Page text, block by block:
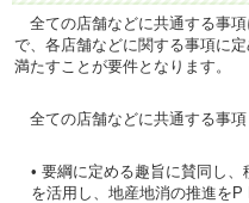
全ての店舗などに共通する事項
で、 各店舗などに関する事項に定
満たすことが要件となります。
全ての店舗などに共通する事項
• 要綱に定める趣旨に賛同 し、
を活用 し、 地産地消の推進を P